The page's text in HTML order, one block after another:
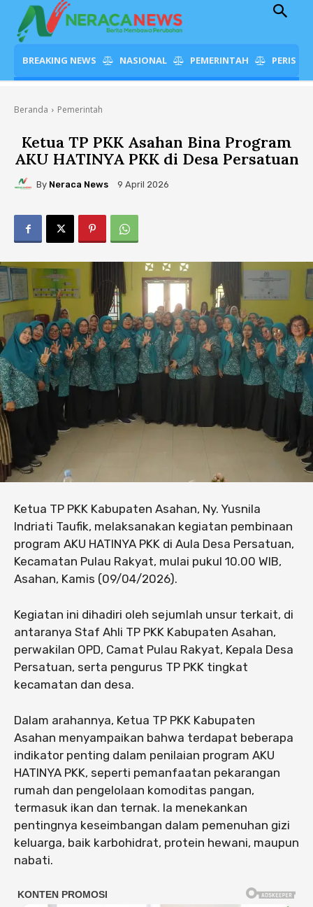
BREAKING NEWS NASIONAL PEMERINTAH
Beranda Pemerintah
Ketua TP PKK Asahan Bina Program
AKU HATINYA PKK di Desa Persatuan
By Neraca News 9 April 2026
Ketua TP PKK Kabupaten Asahan, Ny. Yusnila
Indriati Taufik, melaksanakan kegiatan pembinaan
program AKU HATINYA PKK di Aula Desa Persatuan,
Kecamatan Pulau Rakyat, mulai pukul 10.00 WIB,
Asahan, Kamis (09/04/2026).
Kegiatan ini dihadiri oleh sejumlah unsur terkait, di
antaranya Staf Ahli TP PKK Kabupaten Asahan,
perwakilan OPD, Camat Pulau Rakyat, Kepala Desa
Persatuan, serta pengurus TP PKK tingkat
kecamatan dan desa.
Dalam arahannya, Ketua TP PKK Kabupaten
Asahan menyampaikan bahwa terdapat beberapa
indikator penting dalam penilaian program AKU
HATINYA PKK, seperti pemanfaatan pekarangan
rumah dan pengelolaan komoditas pangan,
termasuk ikan dan ternak. Ia menekankan
pentingnya keseimbangan dalam pemenuhan gizi
keluarga, baik karbohidrat, protein hewani, maupun
nabati.